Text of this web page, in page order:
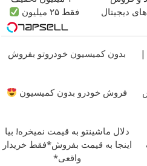
دیجیتال
فقط ۲۵ میلیون
بدون کمیسیون خودروتو بفروش
فروش خودرو بدون کمیسیون
دلال ماشینتو به قیمت نمیخره! بیا
اینجا به قیمت بفروش*فقط خریدار
واقعی*